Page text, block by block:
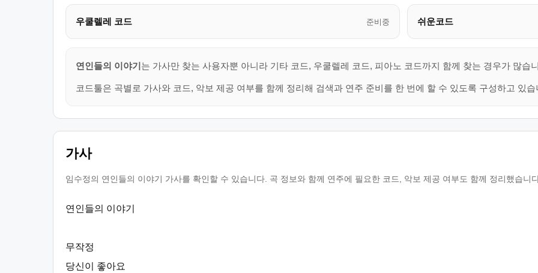
우쿨렐레 코드 준비중 쉬운코드
연인들의 이야기는 가사만 찾는 사용자뿐 아니라 기타 코드, 우쿨렐레 코드, 피아노 코드까지 함께 찾는 경우가 많습
코드툴은 곡별로 가사와 코드, 악보 제공 여부를 함께 정리해 검색과 연주 준비를 한 번에 할 수 있도록 구성하고 있습
가사
임수정의 연인들의 이야기 가사를 확인할 수 있습니다. 곡 정보와 함께 연주에 필요한 코드, 악보 제공 여부도 함께 정리했습니
연인들의 이야기
무작정
당신이 좋아요